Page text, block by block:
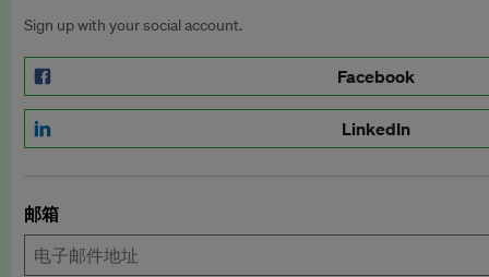
Sign up with your social account.
Facebook
LinkedIn
邮箱